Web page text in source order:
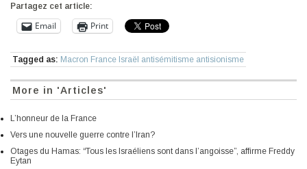
Partagez cet article:
Email Print
Tagged as: Macron France Israël antisémitisme antisionisme
More in 'Articles'
L’honneur de la France
Vers une nouvelle guerre contre l’Iran?
Otages du Hamas: “Tous les Israéliens sont dans l’angoisse”, affirme Freddy
Eytan